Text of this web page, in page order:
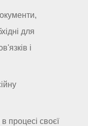
для
і
процесі своєї